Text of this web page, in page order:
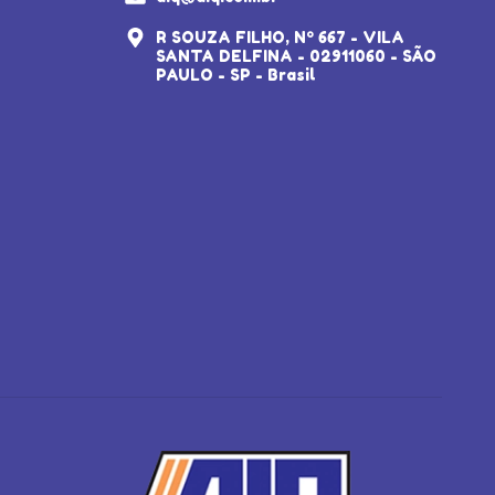
R SOUZA FILHO, Nº 667 - VILA
SANTA DELFINA - 02911060 - SÃO
PAULO - SP - Brasil